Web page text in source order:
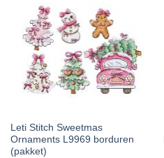
Leti Stitch Sweetmas
Ornaments L9969 borduren
(pakket)